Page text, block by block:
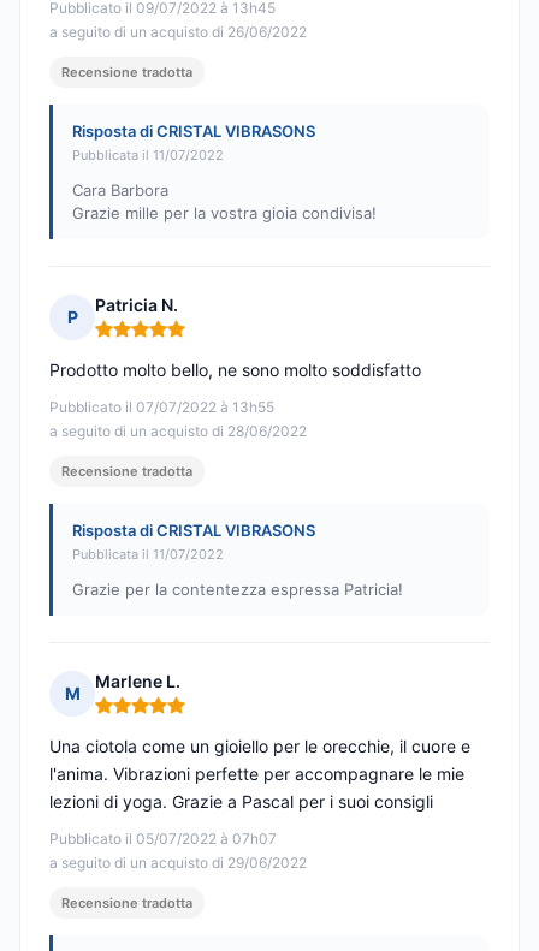
Pubblicato il 09/07/2022 à 13h45
a seguito di un acquisto di 26/06/2022
Recensione tradotta
Risposta di CRISTAL VIBRASONS
Pubblicata il 11/07/2022
Cara Barbora
Grazie mille per la vostra gioia condivisa!
P
Patricia N.
Nota: 5 su 5
Pubblicato il 07/07/2022 à 13h55
a seguito di un acquisto di 28/06/2022
Prodotto molto bello, ne sono molto soddisfatto
Recensione tradotta
Risposta di CRISTAL VIBRASONS
Pubblicata il 11/07/2022
Grazie per la contentezza espressa Patricia!
M
Marlene L.
Nota: 5 su 5
Pubblicato il 05/07/2022 à 07h07
a seguito di un acquisto di 29/06/2022
Una ciotola come un gioiello per le orecchie, il cuore e
l'anima. Vibrazioni perfette per accompagnare le mie
lezioni di yoga. Grazie a Pascal per i suoi consigli
Recensione tradotta